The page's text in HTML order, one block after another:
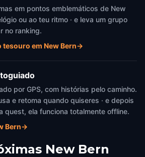
em pontos emblemáticos de New
ou ao teu ritmo · e leva um grupo
no ranking.
tesouro em New Bern→
por GPS, com histórias pelo caminho.
e retoma quando quiseres · e depois
quest, ela funciona totalmente offline.
Bern→
New Bern